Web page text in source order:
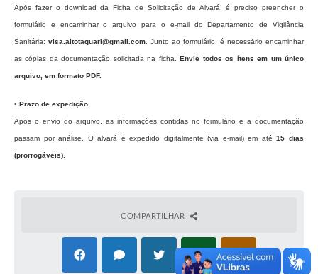
Após fazer o download da Ficha de Solicitação de Alvará, é preciso preencher o
formulário e encaminhar o arquivo para o e-mail do Departamento de Vigilância
Sanitária: visa.altotaquari@gmail.com . Junto ao formulário, é necessário encaminhar
as cópias da documentação solicitada na ficha. Envie todos os ítens em um único
arquivo, em formato PDF.
• Prazo de expedição
Após o envio do arquivo, as informações contidas no formulário e a documentação
passam por análise. O alvará é expedido digitalmente (via e-mail) em até15 dias
(prorrogáveis)
COMPARTILHAR